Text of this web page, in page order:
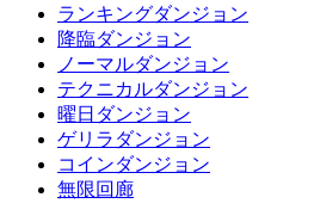
ランキングダンジョン
降臨ダンジョン
ノーマルダンジョン
テクニカルダンジョン
曜日ダンジョン
ゲリラダンジョン
コインダンジョン
無限回廊